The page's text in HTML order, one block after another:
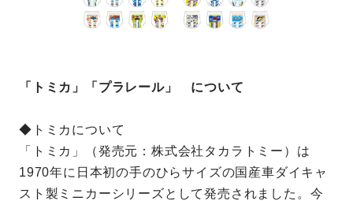
「トミカ」「プラレール」 について
◆トミカについて
「トミカ」（発売元：株式会社タカラトミー）は
1970年に⽇本初の⼿のひらサイズの国産⾞ダイキャ
スト製ミニカーシリーズとして発売されました。今